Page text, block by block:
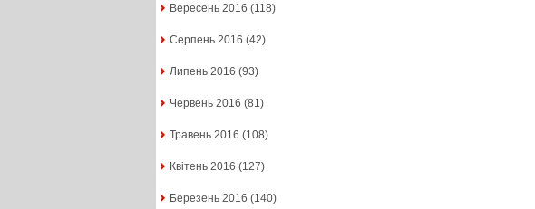
Вересень 2016 (118)
Серпень 2016 (42)
Липень 2016 (93)
Червень 2016 (81)
Травень 2016 (108)
Квітень 2016 (127)
Березень 2016 (140)